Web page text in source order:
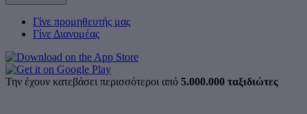
Γίνε προμηθευτής μας
Γίνε Διανομέας
Την έχουν κατεβάσει περισσότεροι από 5.000.000 ταξιδιώτες